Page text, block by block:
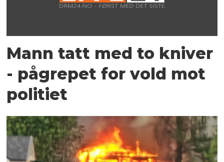
Mann tatt med to kniver
- pågrepet for vold mot
politiet